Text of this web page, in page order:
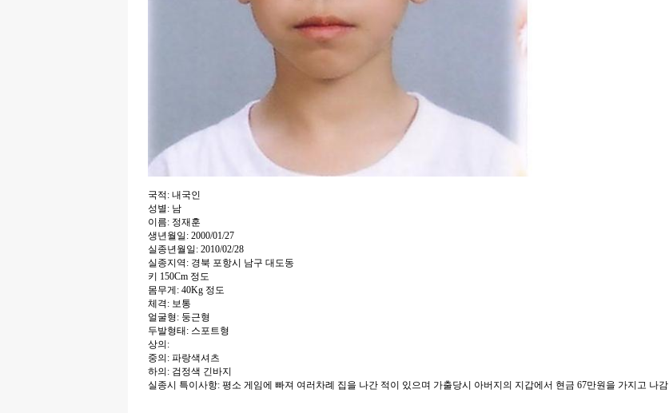
국적: 내국인
성별: 남
이름: 정재훈
생년월일: 2000/01/27
실종년월일: 2010/02/28
실종지역: 경북 포항시 남구 대도동
키 150Cm 정도
몸무게: 40Kg 정도
체격: 보통
얼굴형: 둥근형
두발형태: 스포트형
상의:
중의: 파랑색셔츠
하의: 검정색 긴바지
실종시 특이사항: 평소 게임에 빠져 여러차례 집을 나간 적이 있으며 가출당시 아버지의 지갑에서 현금 67만원을 가지고 나감